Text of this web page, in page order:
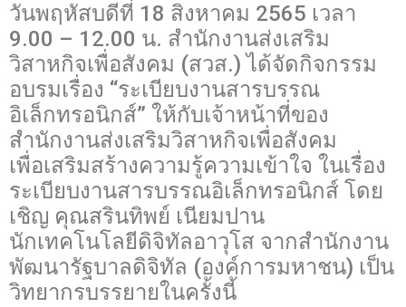
วันพฤหัสบดีที่ 18 สิงหาคม 2565 เวลา
9.00 – 12.00 น. สำนักงานส่งเสริม
วิสาหกิจเพื่อสังคม (สวส.) ได้จัดกิจกรรม
อบรมเรื่อง “ระเบียบงานสารบรรณ
อิเล็กทรอนิกส์” ให้กับเจ้าหน้าที่ของ
สำนักงานส่งเสริมวิสาหกิจเพื่อสังคม
เพื่อเสริมสร้างความรู้ความเข้าใจ ในเรื่อง
ระเบียบงานสารบรรณอิเล็กทรอนิกส์ โดย
เชิญ คุณสรินทิพย์ เนียมปาน
นักเทคโนโลยีดิจิทัลอาวุโส จากสำนักงาน
พัฒนารัฐบาลดิจิทัล (องค์การมหาชน) เป็น
วิทยากรบรรยายในครั้งนี้